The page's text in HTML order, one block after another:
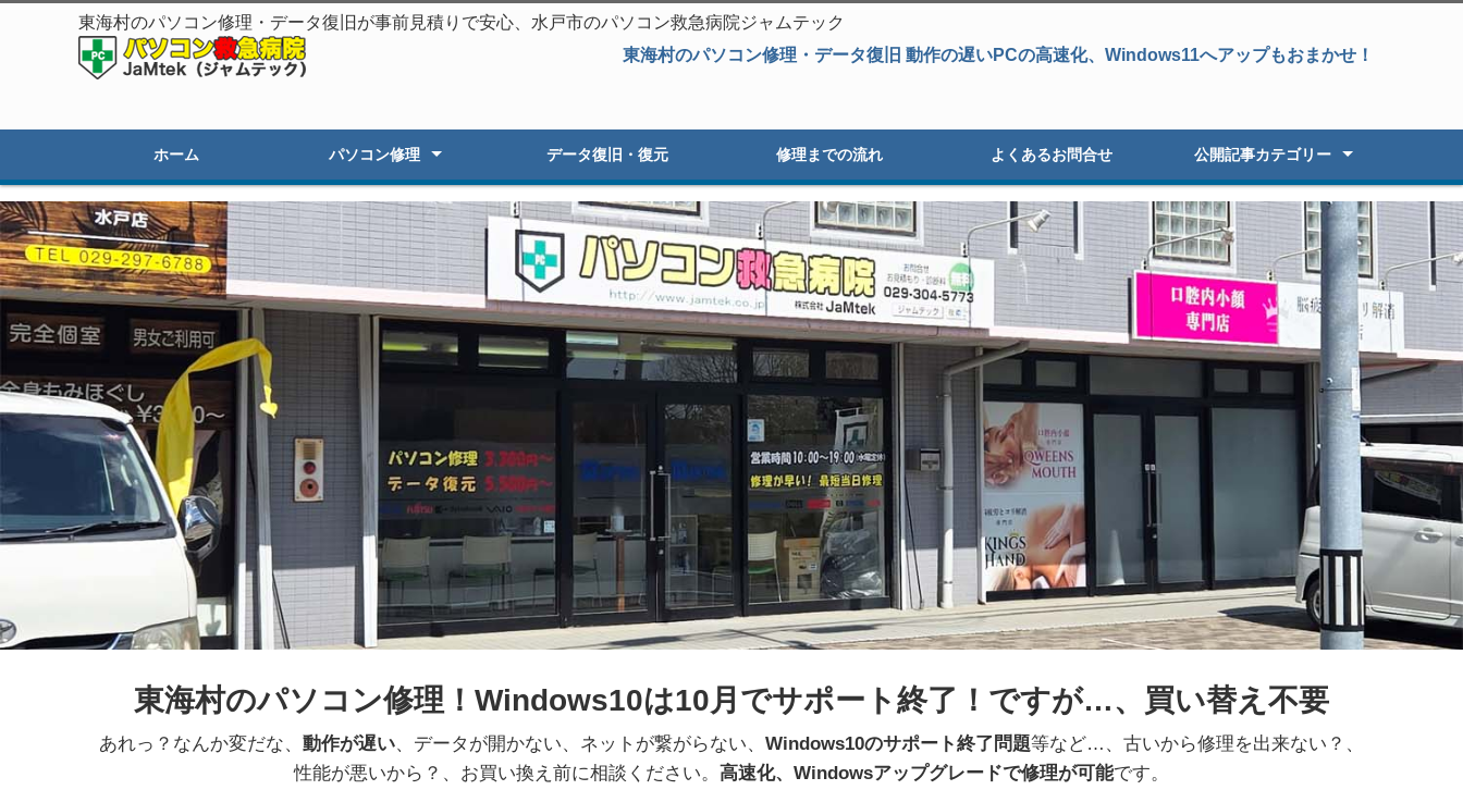
東海村のパソコン修理・データ復旧が事前見積りで安心、水戸市のパソコン救急病院ジャムテック
東海村のパソコン修理・データ復旧 動作の遅いPCの高速化、Windows11へアップもおまかせ！
ホーム パソコン修理
起動しないPC修理
遅いPCの高速化
初期セットアップ
画面割れ・表示不良
OSアップグレード
オーダーPC製作・販売
その他のトラブル
データ復旧・復元 修理までの流れ よくあるお問合せ 公開記事カテゴリー
パソコン修理
データ復旧&パソコン修理
データ復旧・復元
液晶パネル修理
パソコン高速化
オーダーパソコン
Windowsアップグレード
パソコン初期セットアップ
パソコン販売
東海村のパソコン修理！Windows10は10月でサポート終了！ですが…、買い替え不要
あれっ？なんか変だな、 動作が遅い、データが開かない、ネットが繋がらない、 Windows10のサポート終了問題等など…、古いから修理を出来ない？、
性能が悪いから？、お買い換え前に相談ください。 高速化、Windowsアップグレードで修理が可能です。